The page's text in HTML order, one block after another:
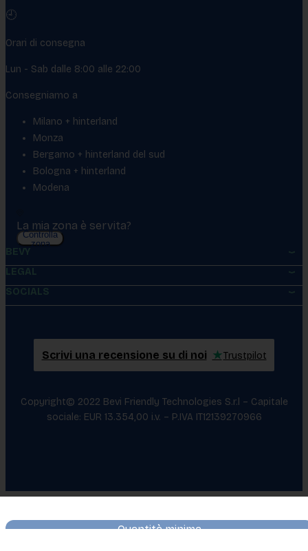
Quantità minima
🕘
Orari di consegna
Lun - Sab dalle 8:00 alle 22:00
Consegniamo a
Milano + hinterland
Monza
Bergamo + hinterland del sud
Bologna + hinterland
Modena
La mia zona è servita?
Controlla
zona
BEVY
LEGAL
SOCIALS
Scrivi una recensione su di noi ★Trustpilot
Copyright© 2022 Bevi Friendly Technologies S.r.l – Capitale
sociale: EUR 13.354,00 i.v. – P.IVA IT12139270966